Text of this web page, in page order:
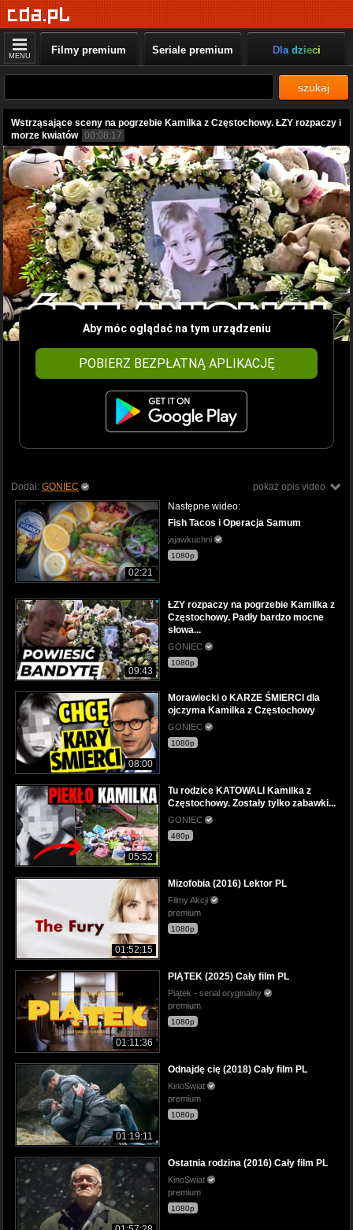
MENU Filmy premium Seriale premium Dla dzieci
szukaj
Wstrząsające sceny na pogrzebie Kamilka z Częstochowy. ŁZY rozpaczy i
morze kwiatów 00:08:17
Aby móc oglądać na tym urządzeniu
POBIERZ BEZPŁATNĄ APLIKACJĘ
pokaż opis video
Dodał: GONIEC
02:21
Następne wideo:
Fish Tacos i Operacja Samum
jajawkuchni
1080p
09:43
ŁZY rozpaczy na pogrzebie Kamilka z
Częstochowy. Padły bardzo mocne
słowa...
GONIEC
1080p
08:00
Morawiecki o KARZE ŚMIERCI dla
ojczyma Kamilka z Częstochowy
GONIEC
1080p
05:52
Tu rodzice KATOWALI Kamilka z
Częstochowy. Zostały tylko zabawki...
GONIEC
480p
01:52:15
Mizofobia (2016) Lektor PL
Filmy Akcji
premium
1080p
01:11:36
PIĄTEK (2025) Cały film PL
Piątek - serial oryginalny
premium
1080p
01:19:11
Odnajdę cię (2018) Cały film PL
KinoSwiat
premium
1080p
Ostatnia rodzina (2016) Cały film PL
KinoSwiat
premium
1080p